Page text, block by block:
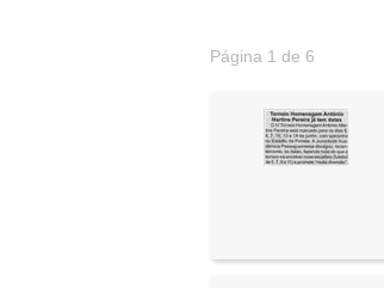
Página 1 de 6